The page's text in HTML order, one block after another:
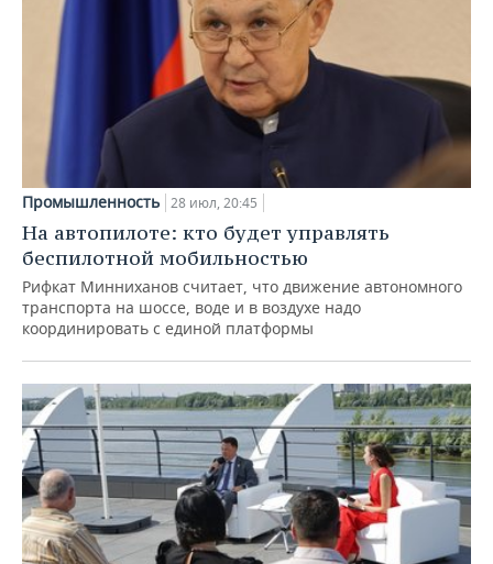
Промышленность 28 июл, 20:45
На автопилоте: кто будет управлять
беспилотной мобильностью
Рифкат Минниханов считает, что движение автономного
транспорта на шоссе, воде и в воздухе надо
координировать с единой платформы